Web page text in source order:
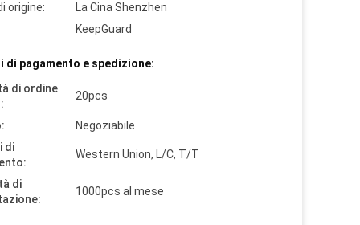
origine:
La Cina Shenzhen
KeepGuard
di pagamento e spedizione:
di ordine
20pcs
Negoziabile
di
Western Union, L/C, T/T
di
1000pcs al mese